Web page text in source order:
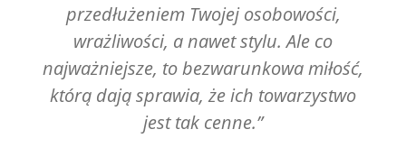
przedłużeniem Twojej osobowości,
wrażliwości, a nawet stylu. Ale co
najważniejsze, to bezwarunkowa miłość,
którą dają sprawia, że ich ​​towarzystwo
jest tak cenne.”